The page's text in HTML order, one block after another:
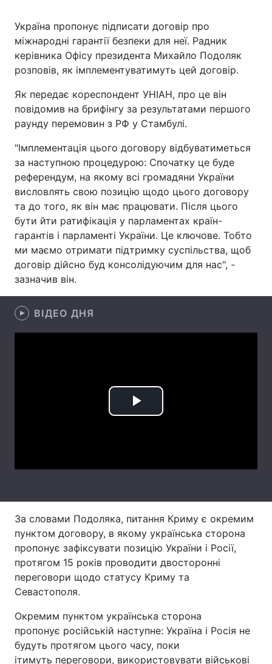
Головна
Україна Політика
Економіка Світ
Спорт Наука
Техно і зв'язок Лайт
Зброя Інциденти
Здоров'я Туризм
Цікавинки Погода
Екологія Регіони
Лонгріди
Відео з Youtube Статті
Тема оформлення
Україна пропонує підписати договір про
міжнародні гарантії безпеки для неї. Радник
керівника Офісу президента Михайло Подоляк
розповів, як імплементуватимуть цей договір.
Як передає кореспондент УНІАН, про це він
повідомив на брифінгу за результатами першого
раунду перемовин з РФ у Стамбулі.
"Імплементація цього договору відбуватиметься
за наступною процедурою: Спочатку це буде
референдум, на якому всі громадяни України
висловлять свою позицію щодо цього договору
та до того, як він має працювати. Після цього
бути йти ратифікація у парламентах країн-
гарантів і парламенті України. Це ключове. Тобто
ми маємо отримати підтримку суспільства, щоб
договір дійсно буд консолідуючим для нас", -
зазначив він.
ВІДЕО ДНЯ
Play
За словами Подоляка, питання Криму є окремим
пунктом договору, в якому українська сторона
пропонує зафіксувати позицію України і Росії,
протягом 15 років проводити двосторонні
переговори щодо статусу Криму та
Севастополя.
Окремим пунктом українська сторона
пропонує російській наступне: Україна і Росія не
будуть протягом цього часу, поки
ітимуть переговори, використовувати військові